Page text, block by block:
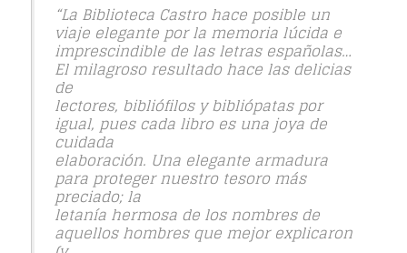
“La Biblioteca Castro hace posible un
viaje elegante por la memoria lúcida e
imprescindible de las letras españolas…
El milagroso resultado hace las delicias
de
lectores, bibliófilos y bibliópatas por
igual, pues cada libro es una joya de
cuidada
elaboración. Una elegante armadura
para proteger nuestro tesoro más
preciado; la
letanía hermosa de los nombres de
aquellos hombres que mejor explicaron